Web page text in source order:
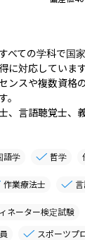
べての学科で国
に対応していま
ンスや複数資格
、言語聴覚士、
語学 哲学
作業療法士
ネーター検定試験
スポーツプ